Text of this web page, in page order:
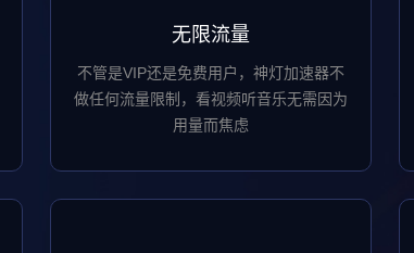
无限流量
不管是VIP还是免费用户，神灯加速器不
做任何流量限制，看视频听音乐无需因为
用量而焦虑